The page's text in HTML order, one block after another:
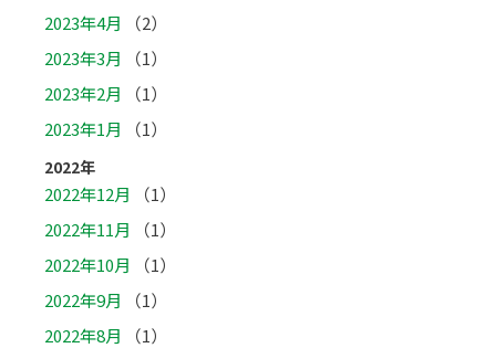
2023年4月
（2）
2023年3月
（1）
2023年2月
（1）
2023年1月
（1）
2022年
2022年12月
（1）
2022年11月
（1）
2022年10月
（1）
2022年9月
（1）
2022年8月
（1）